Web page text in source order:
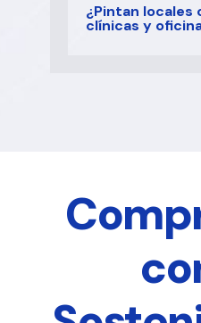
¿Pintan locales
clínicas y